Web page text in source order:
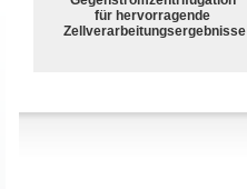
für hervorragende
Zellverarbeitungsergebnisse